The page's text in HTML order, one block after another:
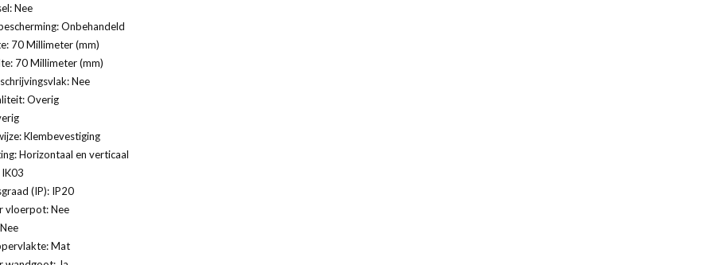
Nee
Onbehandeld
70 Millimeter (mm)
70 Millimeter (mm)
Nee
Overig
Klembevestiging
Horizontaal en verticaal
(IP): IP20
vloerpot: Nee
Mat